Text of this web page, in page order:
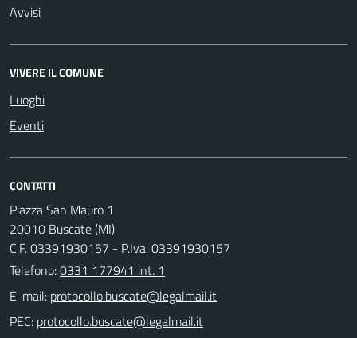
Avvisi
VIVERE IL COMUNE
Luoghi
Eventi
CONTATTI
Piazza San Mauro 1
20010 Buscate (MI)
C.F. 03391930157 - P.Iva: 03391930157
Telefono:0331 177941 int. 1
E-mail:
PEC: